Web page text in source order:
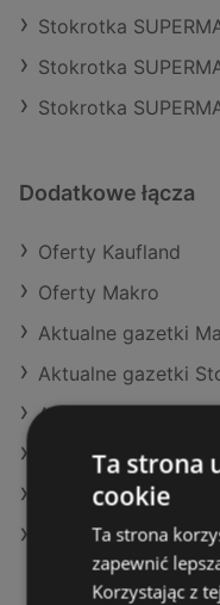
Stokrotka
Stokrotka
Stokrotka
Dodatkowe łącza
Oferty Kaufland
Oferty Makro
Aktualne gazetki
Aktualne gazetki
Aktualne gazetki
Aktualne gazetki
Aktualne gazetki
Sklepy Stokrotka
Ta strona
cookie
Ta strona
zapewnić
Korzystając z